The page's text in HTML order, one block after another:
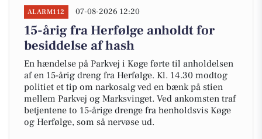
ALARM112 07-08-2026 12:20
15-årig fra Herfølge anholdt for
besiddelse af hash
En hændelse på Parkvej i Køge førte til anholdelsen
af en 15-årig dreng fra Herfølge. Kl. 14.30 modtog
politiet et tip om narkosalg ved en bænk på stien
mellem Parkvej og Marksvinget. Ved ankomsten traf
betjentene to 15-årige drenge fra henholdsvis Køge
og Herfølge, som så nervøse ud.